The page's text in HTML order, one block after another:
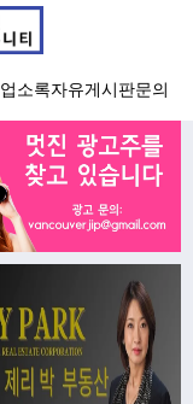
업소록자유게시판문의